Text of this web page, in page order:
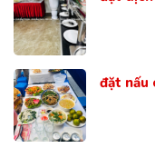
đặt nấu